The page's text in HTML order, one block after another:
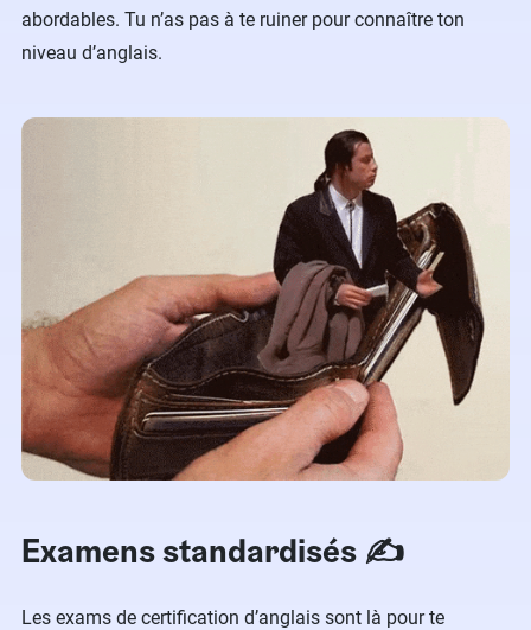
abordables. Tu n’as pas à te ruiner pour connaître ton
niveau d’anglais.
Examens standardisés ✍
Les exams de certification d’anglais sont là pour te